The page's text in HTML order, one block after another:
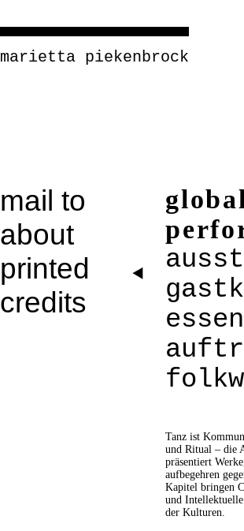
marietta piekenbrock
mail to
about
printed
credits
Tanz ist
und Ritual – die
präsentiert
aufbegehren
Kapitel bringen
und
der Kulturen.